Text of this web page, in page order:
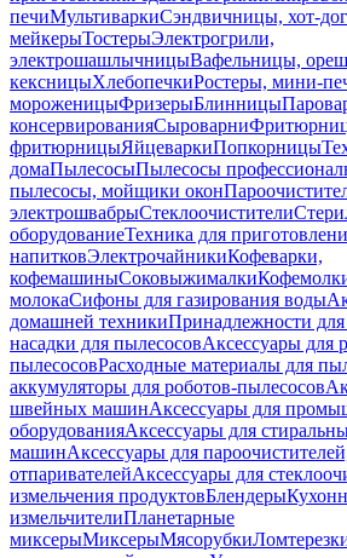
печиМультиваркиСэндвичницы, хот-дог
мейкерыТостерыЭлектрогрили,
электрошашлычницыВафельницы,
кексницыХлебопечкиРостеры, мини-
мороженицыФризерыБлинницы
консервированияСыроварни
фритюрницыЯйцеваркиПопкорницы
домаПылесосыПылесосы
пылесосы, мойщики окон
электрошвабрыСтеклоочистители
оборудованиеТехника для
напитковЭлектрочайникиКофеварки,
кофемашиныСоковыжималки
молокаСифоны для газирования воды
домашней техникиПринадлежности
насадки для пылесосовАксессуары для
пылесосовРасходные материалы для
аккумуляторы для роботов-пылесосов
швейных машинАксессуары для
оборудованияАксессуары для
машинАксессуары для
отпаривателейАксессуары для
измельчения продуктовБлендеры
измельчителиПланетарные
миксерыМиксерыМясорубки